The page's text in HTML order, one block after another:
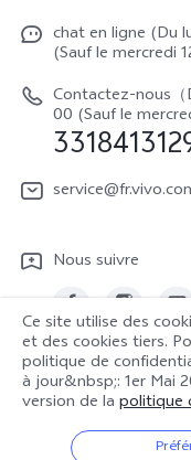
Y22s
Y35
Centre de services
Authentification IMEI
Prix des réparations
Demande de retour
Demande de retour en
Manuel de l'utilisateur
Mise à jour du système
Journal des mises à
Notes de mise à jour
Politique de garantie
La vie chez vivo
vivo netiquette
About Us
Mentions légales
Centre de
chat en ligne (Du
(Sauf le mercredi
Contactez-nous
00 (Sauf le
Nous suivre
France |
Ce site utilise des
et des cookies tiers.
politique de
à jour&nbsp;: 1er Mai
version de la politique